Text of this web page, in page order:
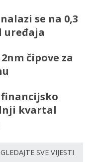
se na 0,3
uređaja
čipove za
kvartal
SVE VIJESTI